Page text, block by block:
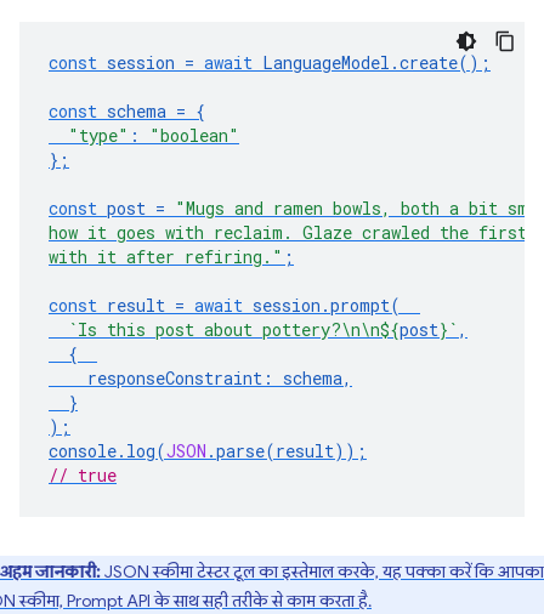
const session = await LanguageModel .create();
const schema = {
"type" :
"boolean"
};
const post = "Mugs and ramen bowls, both a bit
how it goes with reclaim. Glaze crawled the first
with it after refiring." ;
const result = await session .prompt(
`Is this post about pottery?\n\n${post} ` ,
{
responseConstraint : schema,
}
);
console. log(JSON .parse(result));
// true
अहम जानकारी:JSON स्कीमा टेस्टर टूल का इस्तेमाल करके, यह पक्का करें कि आपका
स्कीमा, Prompt API के साथ सही तरीके से काम करता है.